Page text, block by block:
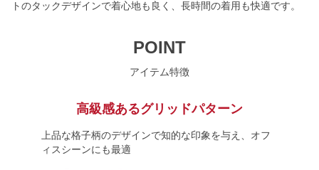
トのタックデザインで着心地も良く、長時間の着用も快適です。
POINT
アイテム特徴
高級感あるグリッドパターン
上品な格子柄のデザインで知的な印象を与え、オフ
ィスシーンにも最適